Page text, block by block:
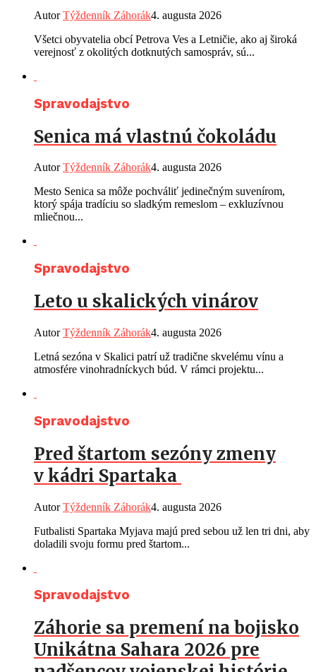
AutorTýždenník Záhorák4. augusta 2026
Všetci obyvatelia obcí Petrova Ves a Letničie, ako aj široká
verejnosť z okolitých dotknutých samospráv, sú...
Spravodajstvo
Senica má vlastnú čokoládu
AutorTýždenník Záhorák4. augusta 2026
Mesto Senica sa môže pochváliť jedinečným suvenírom,
ktorý spája tradíciu so sladkým remeslom – exkluzívnou
mliečnou...
Spravodajstvo
Leto u skalických vinárov
AutorTýždenník Záhorák4. augusta 2026
Letná sezóna v Skalici patrí už tradične skvelému vínu a
atmosfére vinohradníckych búd. V rámci projektu...
Spravodajstvo
Pred štartom sezóny zmeny
v kádri Spartaka
AutorTýždenník Záhorák4. augusta 2026
Futbalisti Spartaka Myjava majú pred sebou už len tri dni, aby
doladili svoju formu pred štartom...
Spravodajstvo
Záhorie sa premení na bojisko
Unikátna Sahara 2026 pre